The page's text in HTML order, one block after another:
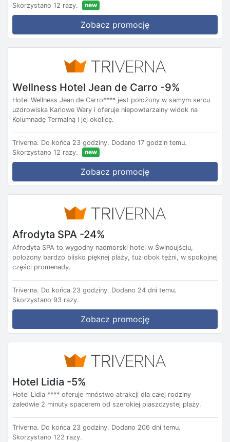
Skorzystano 12 razy.
new
Zobacz promocję
Wellness Hotel Jean de Carro -9%
Hotel Wellness Jean de Carro**** jest położony w samym sercu
uzdrowiska Karlowe Wary i oferuje niepowtarzalny widok na
Kolumnadę Termalną i jej okolicę.
Triverna. Do końca 23 godziny. Dodano 17 godzin temu.
Skorzystano 12 razy.
new
Zobacz promocję
Afrodyta SPA -24%
Afrodyta SPA to wygodny nadmorski hotel w Świnoujściu,
położony bardzo blisko pięknej plaży, tuż obok tężni, w spokojnej
części promenady.
Triverna. Do końca 23 godziny. Dodano 24 dni temu.
Skorzystano 93 razy.
Zobacz promocję
Hotel Lidia -5%
Hotel Lidia **** oferuje mnóstwo atrakcji dla całej rodziny
zaledwie 2 minuty spacerem od szerokiej piaszczystej plaży.
Triverna. Do końca 23 godziny. Dodano 206 dni temu.
Skorzystano 122 razy.